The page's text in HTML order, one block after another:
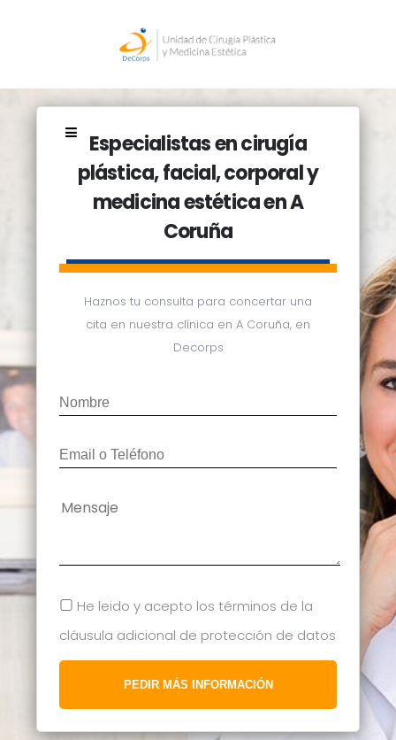
Especialistas en cirugía
plástica, facial, corporal y
medicina estética en A
Coruña
Haznos tu consulta para concertar una
cita en nuestra clínica en A Coruña, en
Decorps
He leido y acepto los términos de la
cláusula adicional de protección de datos
PEDIR MÁS INFORMACIÓN